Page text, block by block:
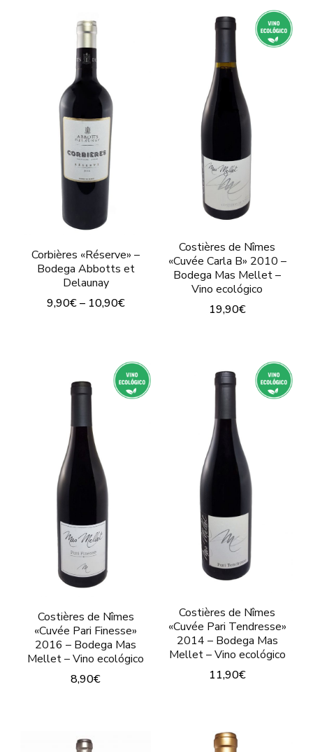
tiene
múltiples
variantes.
Las
opciones
se
pueden
elegir
en
de
producto
Corbières «Réserve» –
Bodega Abbotts et
Delaunay
9,90€– 10,90€
tiene
múltiples
variantes.
Las
opciones
se
pueden
elegir
en
la
página
de
producto
Costières de Nîmes
«Cuvée Carla B» 2010 –
Bodega Mas Mellet –
Vino ecológico
19,90€
tiene
múltiples
variantes.
Las
opciones
pueden
elegir
en
la
de
producto
Costières de Nîmes
«Cuvée Pari Finesse»
2016 – Bodega Mas
Mellet – Vino ecológico
8,90€
tiene
Costières de Nîmes
«Cuvée Pari Tendresse»
2014 – Bodega Mas
Mellet – Vino ecológico
11,90€
tiene